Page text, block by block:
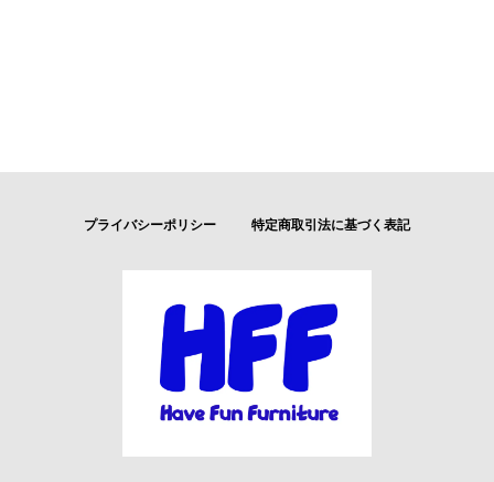
プライバシーポリシー 特定商取引法に基づく表記